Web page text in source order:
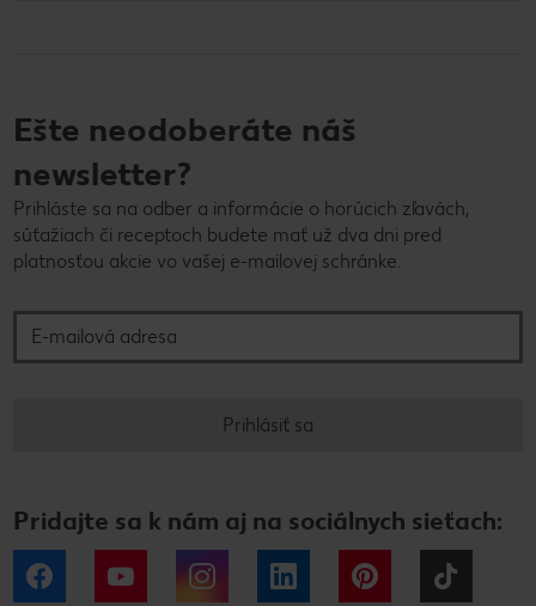
Ešte neodoberáte náš
newsletter?
Prihláste sa na odber a informácie o horúcich zľavách,
súťažiach či receptoch budete mať už dva dni pred
platnosťou akcie vo vašej e-mailovej schránke.
Prihlásiť sa
Pridajte sa k nám aj na sociálnych sieťach:
Facebook YouTube Instagram LinkedIn Pinterest